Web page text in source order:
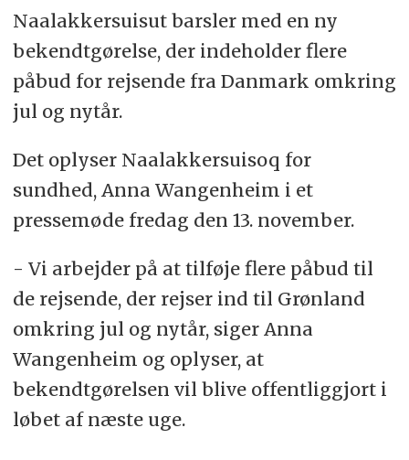
Naalakkersuisut barsler med en ny
bekendtgørelse, der indeholder flere
påbud for rejsende fra Danmark omkring
jul og nytår.
Det oplyser Naalakkersuisoq for
sundhed, Anna Wangenheim i et
pressemøde fredag den 13. november.
- Vi arbejder på at tilføje flere påbud til
de rejsende, der rejser ind til Grønland
omkring jul og nytår, siger Anna
Wangenheim og oplyser, at
bekendtgørelsen vil blive offentliggjort i
løbet af næste uge.